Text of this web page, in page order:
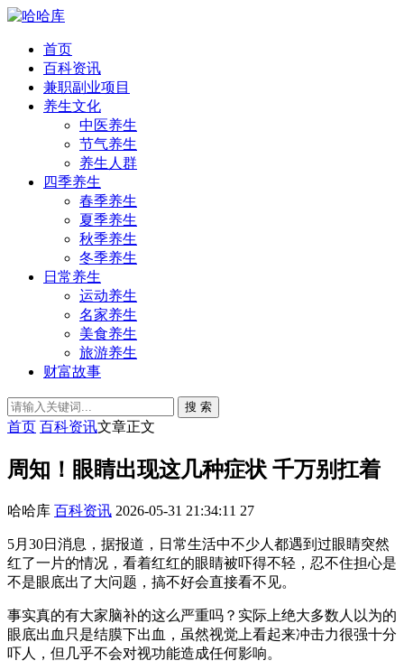
首页
百科资讯
兼职副业项目
养生文化
中医养生
节气养生
养生人群
四季养生
春季养生
夏季养生
秋季养生
冬季养生
日常养生
运动养生
名家养生
美食养生
旅游养生
财富故事
搜 索
首页 百科资讯文章正文
周知！眼睛出现这几种症状 千万别扛着
哈哈库 百科资讯 2026-05-31 21:34:11 27
5月30日消息，据报道，日常生活中不少人都遇到过眼睛突然
红了一片的情况，看着红红的眼睛被吓得不轻，忍不住担心是
不是眼底出了大问题，搞不好会直接看不见。
事实真的有大家脑补的这么严重吗？实际上绝大多数人以为的
眼底出血只是结膜下出血，虽然视觉上看起来冲击力很强十分
吓人，但几乎不会对视功能造成任何影响。